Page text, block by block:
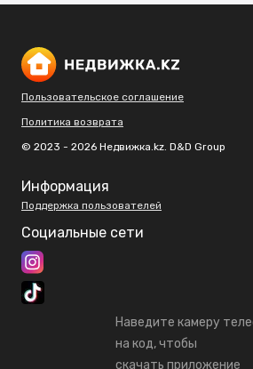
Пользовательское соглашение
Политика возврата
© 2023 - 2026 Недвижка.kz. D&D Group
Информация
Поддержка пользователей
Социальные сети
Наведите камеру
на код, чтобы
скачать приложение